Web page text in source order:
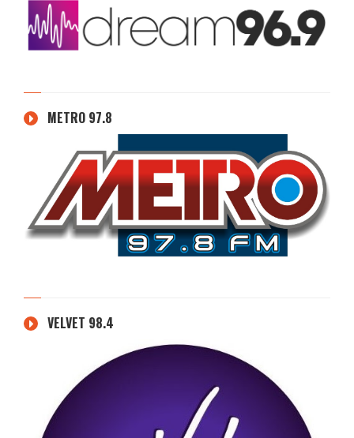
METRO 97.8
VELVET 98.4